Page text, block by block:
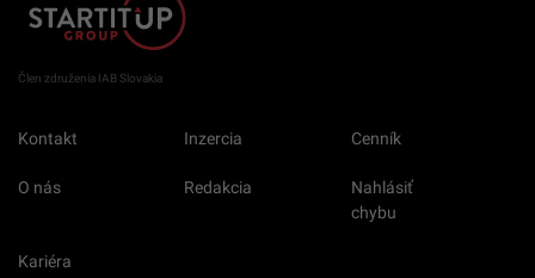
Člen združenia IAB Slovakia
Kontakt Inzercia Cenník
O nás Redakcia
Nahlásiť
chybu
Kariéra